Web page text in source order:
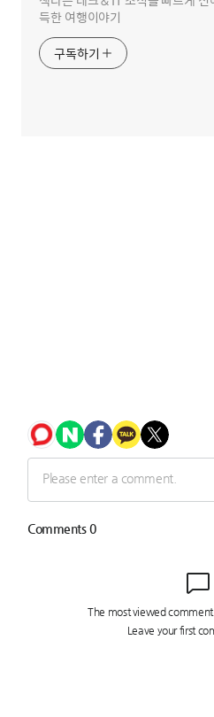
득한 여행이야기
구독하기